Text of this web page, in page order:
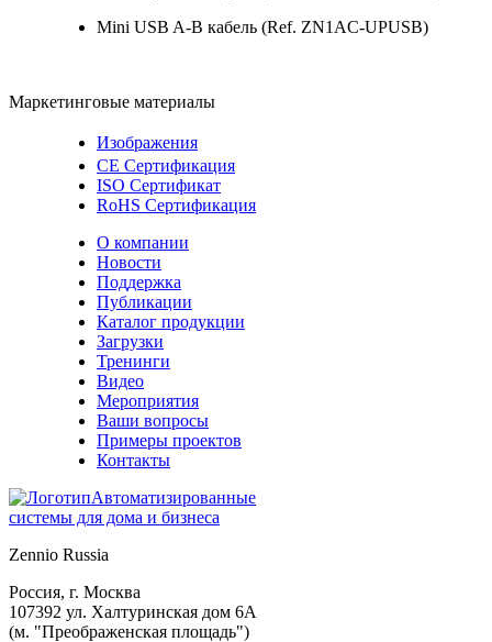
Mini USB A-B кабель (Ref. ZN1AC-UPUSB)
Маркетинговые материалы
Изображения
CE Сертификация
ISO Сертификат
RoHS Сертификация
О компании
Новости
Поддержка
Публикации
Каталог продукции
Загрузки
Тренинги
Видео
Мероприятия
Ваши вопросы
Примеры проектов
Контакты
Автоматизированные
системы для дома и бизнеса
Zennio Russia
Россия, г. Москва
107392 ул. Халтуринская дом 6А
(м. "Преображенская площадь")